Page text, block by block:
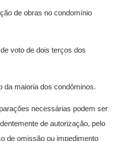
de obras no condomínio
voto de dois terços dos
da maioria dos condôminos.
necessárias podem ser
de autorização, pelo
de omissão ou impedimento